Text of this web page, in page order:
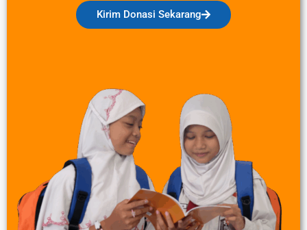
Kirim Donasi Sekarang